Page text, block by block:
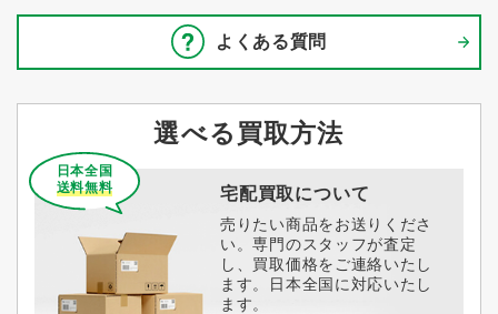
よくある質問
選べる買取方法
宅配買取について
日本全国
送料無料
売りたい商品をお送りくださ
い。専門のスタッフが査定
し、買取価格をご連絡いたし
ます。日本全国に対応いたし
ます。